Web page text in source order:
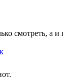
смотреть, а и